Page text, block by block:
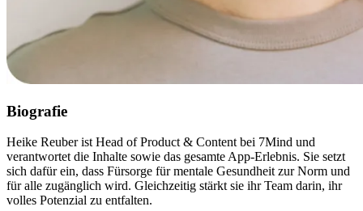
Biografie
Heike Reuber ist Head of Product & Content bei 7Mind und
verantwortet die Inhalte sowie das gesamte App-Erlebnis. Sie setzt
sich dafür ein, dass Fürsorge für mentale Gesundheit zur Norm und
für alle zugänglich wird. Gleichzeitig stärkt sie ihr Team darin, ihr
volles Potenzial zu entfalten.